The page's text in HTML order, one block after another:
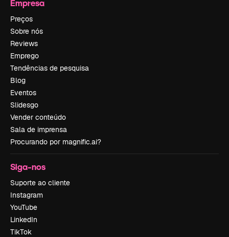
Empresa
Preços
Sobre nós
Reviews
Emprego
Tendências de pesquisa
Blog
Eventos
Slidesgo
Vender conteúdo
Sala de imprensa
Procurando por magnific.ai?
Siga-nos
Suporte ao cliente
Instagram
YouTube
LinkedIn
TikTok